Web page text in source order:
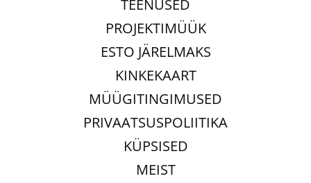
TEENUSED
PROJEKTIMÜÜK
ESTO JÄRELMAKS
KINKEKAART
MÜÜGITINGIMUSED
PRIVAATSUSPOLIITIKA
KÜPSISED
MEIST